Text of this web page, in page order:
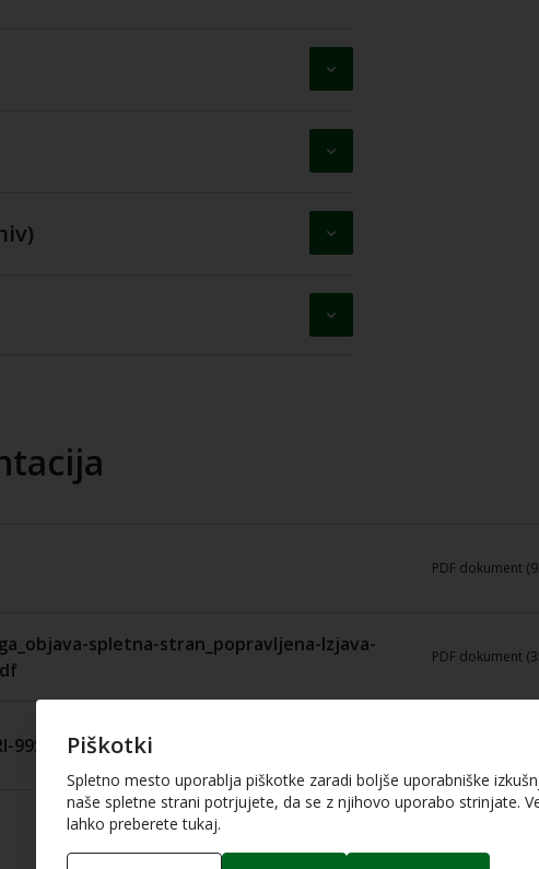
PDF dokument
spletna-stran_popravljena-Izjava-
PDF dokument
99SUB-OB22.pdf
Piškotki
Spletno mesto uporablja piškotke zaradi boljše uporabniške
naše spletne strani potrjujete, da se z njihovo uporabo strinjate.
lahko preberete tukaj.